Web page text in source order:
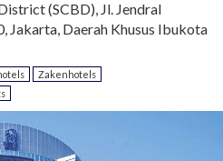
(SCBD), Jl. Jendral
Jakarta, Daerah Khusus Ibukota
Zakenhotels